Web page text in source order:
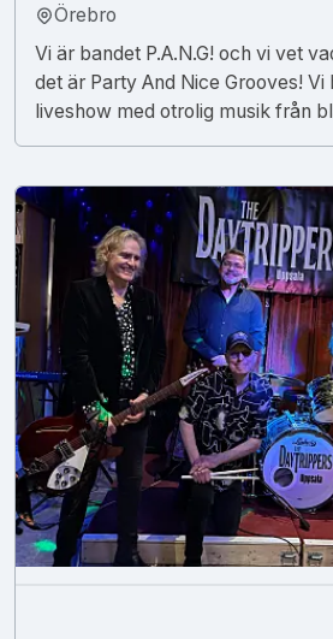
Örebro
Vi är bandet P.A.N.G! och vi vet
det är Party And Nice Grooves! Vi
liveshow med otrolig musik från